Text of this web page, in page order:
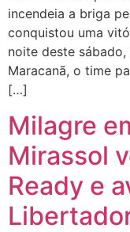
incendeia a briga
conquistou uma
noite deste
Maracanã, o time
[…]
Milagre
Mirassol
Ready e